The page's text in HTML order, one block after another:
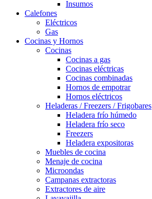
Insumos
Calefones
Eléctricos
Gas
Cocinas y Hornos
Cocinas
Cocinas a gas
Cocinas eléctricas
Cocinas combinadas
Hornos de empotrar
Hornos eléctricos
Heladeras / Freezers / Frigobares
Heladera frío húmedo
Heladera frío seco
Freezers
Heladera expositoras
Muebles de cocina
Menaje de cocina
Microondas
Campanas extractoras
Extractores de aire